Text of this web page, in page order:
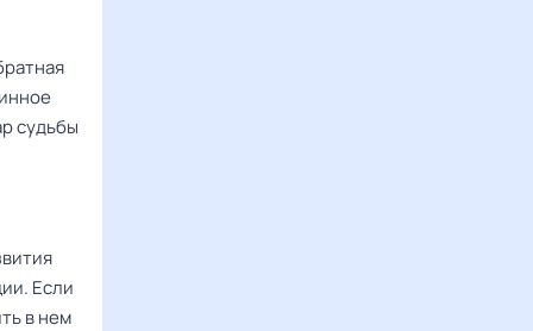
судьбы
Если
в нем